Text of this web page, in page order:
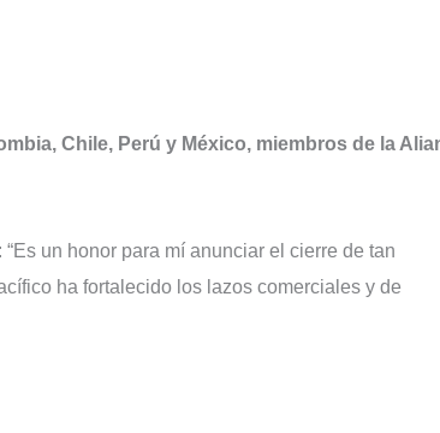
Chile, Perú y México, miembros de la
un honor para mí anunciar el cierre de tan
ha fortalecido los lazos comerciales y de